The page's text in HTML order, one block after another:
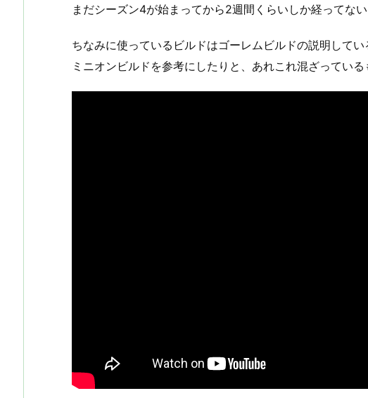
まだシーズン4が始まってから2週間くらいしか経ってない
ちなみに使っているビルドはゴーレムビルドの説明して
ミニオンビルドを参考にしたりと、あれこれ混ざっている